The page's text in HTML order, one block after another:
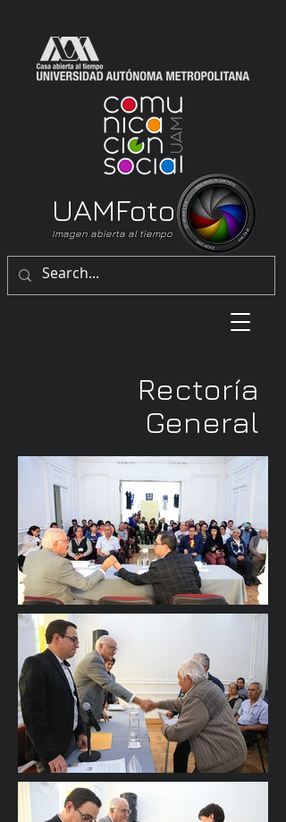
Imagen abierta al tiempo
UAMFoto
Rectoría
General